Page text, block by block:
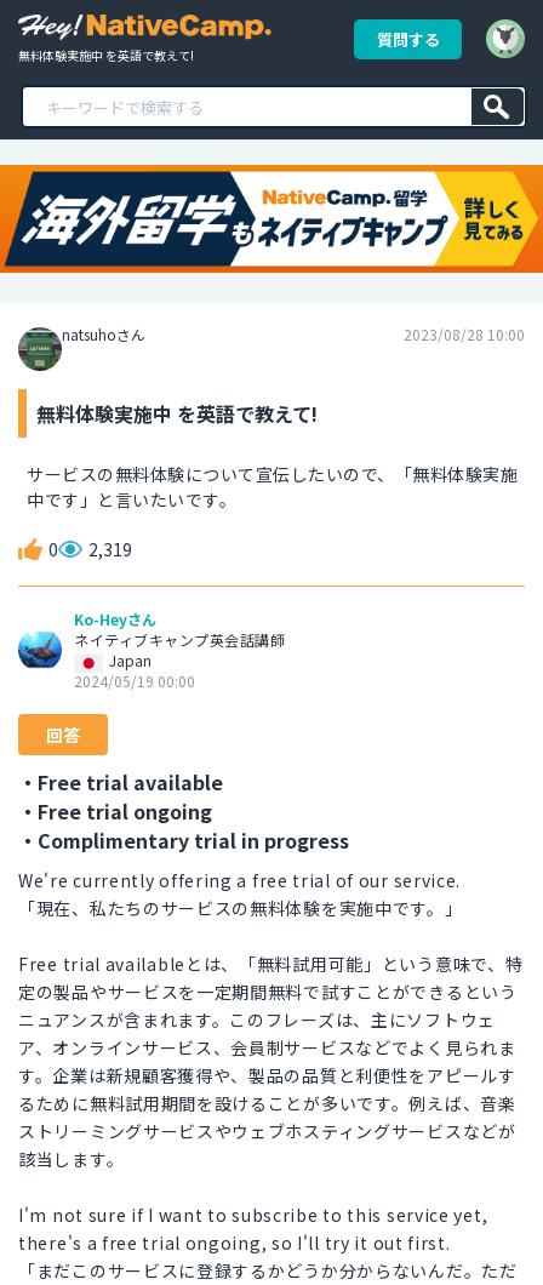
無料体験実施中 を英語で教えて!
質問する
natsuhoさん 2023/08/28 10:00
無料体験実施中 を英語で教えて!
サービスの無料体験について宣伝したいので、「無料体験実施
中です」と言いたいです。
0 2,319
Ko-Heyさん
ネイティブキャンプ英会話講師
Japan
2024/05/19 00:00
回答
・Free trial available
・Free trial ongoing
・Complimentary trial in progress
We're currently offering a free trial of our service.
「現在、私たちのサービスの無料体験を実施中です。」
Free trial availableとは、「無料試用可能」という意味で、特
定の製品やサービスを一定期間無料で試すことができるという
ニュアンスが含まれます。このフレーズは、主にソフトウェ
ア、オンラインサービス、会員制サービスなどでよく見られま
す。企業は新規顧客獲得や、製品の品質と利便性をアピールす
るために無料試用期間を設けることが多いです。例えば、音楽
ストリーミングサービスやウェブホスティングサービスなどが
該当します。
I'm not sure if I want to subscribe to this service yet,
there's a free trial ongoing, so I'll try it out first.
「まだこのサービスに登録するかどうか分からないんだ。ただ